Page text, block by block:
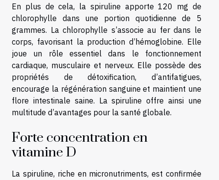
En plus de cela, la spiruline apporte 120 mg de
chlorophylle dans une portion quotidienne de 5
grammes. La chlorophylle s’associe au fer dans le
corps, favorisant la production d’hémoglobine. Elle
joue un rôle essentiel dans le fonctionnement
cardiaque, musculaire et nerveux. Elle possède des
propriétés de détoxification, d’antifatigues,
encourage la régénération sanguine et maintient une
flore intestinale saine. La spiruline offre ainsi une
multitude d’avantages pour la santé globale.
Forte concentration en
vitamine D
La spiruline, riche en micronutriments, est confirmée